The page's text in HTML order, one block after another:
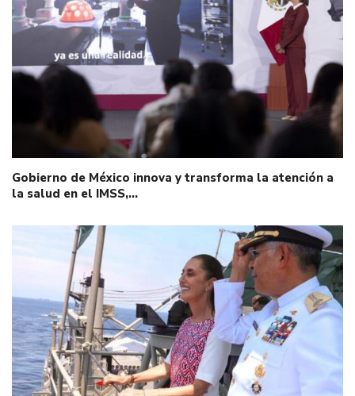
Gobierno de México innova y transforma la atención a
la salud en el IMSS,…